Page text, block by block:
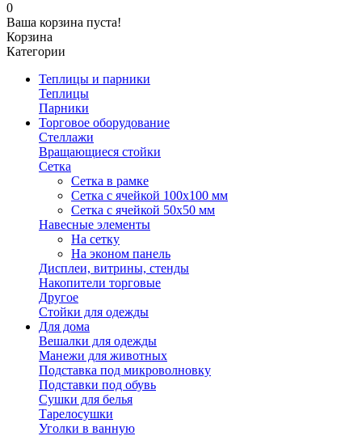
0
Ваша корзина пуста!
Корзина
Категории
Теплицы и парники
Теплицы
Парники
Торговое оборудование
Стеллажи
Вращающиеся стойки
Сетка
Сетка в рамке
Сетка с ячейкой 100х100 мм
Сетка с ячейкой 50х50 мм
Навесные элементы
На сетку
На эконом панель
Дисплеи, витрины, стенды
Накопители торговые
Другое
Стойки для одежды
Для дома
Вешалки для одежды
Манежи для животных
Подставка под микроволновку
Подставки под обувь
Сушки для белья
Тарелосушки
Уголки в ванную